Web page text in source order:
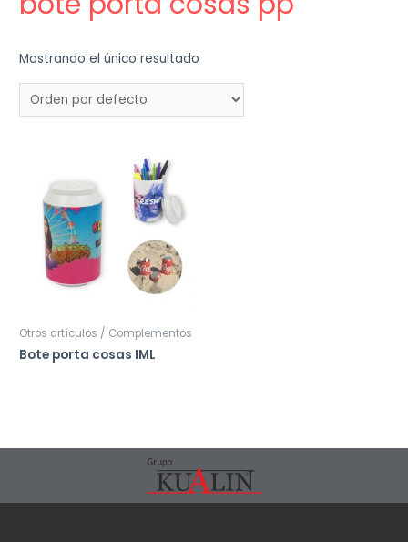
Mostrando el único resultado
Otros artículos / Complementos
Bote porta cosas IML